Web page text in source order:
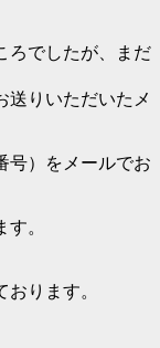
ろでしたが、まだ
送りいただいたメ
号）をメールでお
。
ります。